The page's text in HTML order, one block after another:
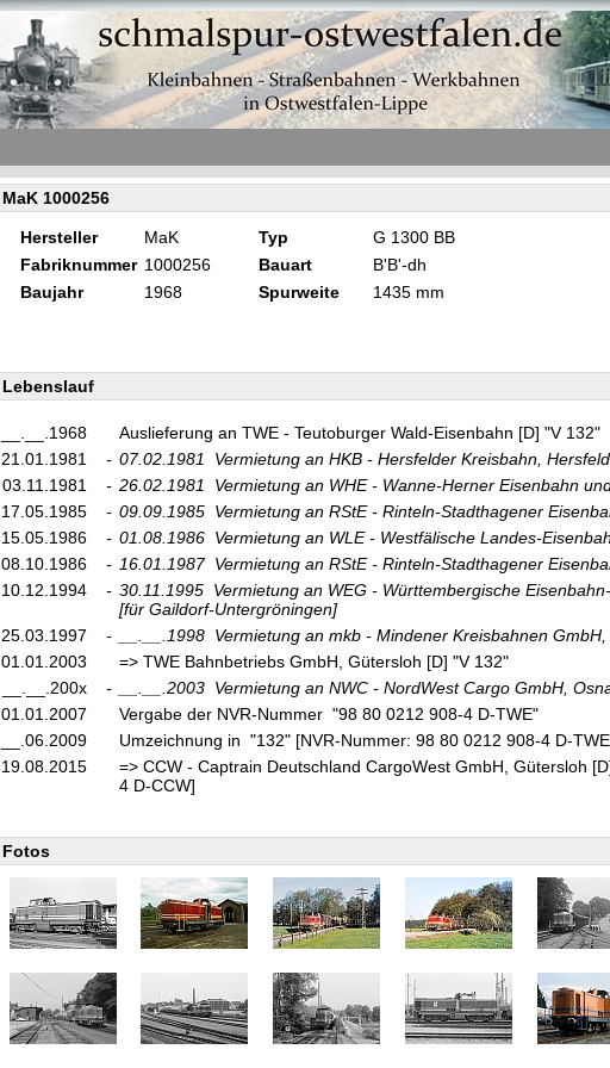
MaK 1000256
Hersteller MaK Typ
G 1300 BB
Fabriknummer 1000256 Bauart
B'B'-dh
Baujahr
1968 Spurweite 1435 mm
Lebenslauf
__.__.1968
Auslieferung an TWE - Teutoburger Wald-Eisenbahn [D] "V 132"
21.01.1981
- 07.02.1981
Vermietung an HKB - Hersfelder Kreisbahn, Hersfeld
03.11.1981
- 26.02.1981
Vermietung an WHE - Wanne-Herner Eisenbahn
17.05.1985
- 09.09.1985 Vermietung an RStE - Rinteln-Stadthagener
15.05.1986
- 01.08.1986 Vermietung an WLE - Westfälische Landes-
08.10.1986
- 16.01.1987 Vermietung an RStE - Rinteln-Stadthagener
10.12.1994
- 30.11.1995 Vermietung an WEG - Württembergische
[für Gaildorf-Untergröningen]
25.03.1997
- __.__.1998 Vermietung an mkb - Mindener Kreisbahnen
01.01.2003
=> TWE Bahnbetriebs GmbH, Gütersloh [D] "V 132"
__.__.200x
- __.__.2003 Vermietung an NWC - NordWest Cargo GmbH,
01.01.2007
Vergabe der NVR-Nummer "98 80 0212 908-4 D-TWE"
__.06.2009
Umzeichnung in "132" [NVR-Nummer: 98 80 0212 908-4 D-
19.08.2015
=> CCW - Captrain Deutschland CargoWest GmbH, Gütersloh
4 D-CCW]
Fotos